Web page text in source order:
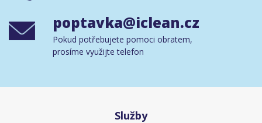
poptavka@iclean.cz
Pokud potřebujete pomoci obratem,
prosíme využijte telefon
Služby